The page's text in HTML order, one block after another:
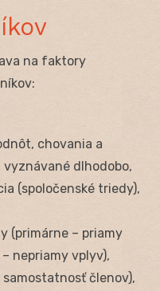
na faktory
chovania a
dlhodobo,
(spoločenské triedy),
(primárne – priamy
nepriamy vplyv),
členov),